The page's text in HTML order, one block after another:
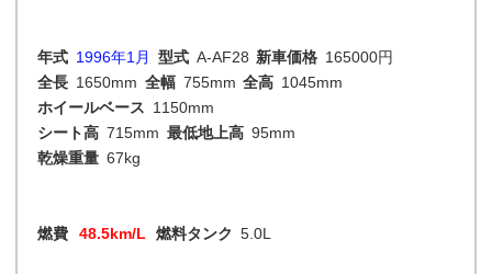
年式 1996年1月 型式 A-AF28 新車価格 165000円
全長 1650mm 全幅 755mm 全高 1045mm
ホイールベース 1150mm
シート高 715mm 最低地上高 95mm
乾燥重量 67kg
燃費 48.5km/L 燃料タンク 5.0L